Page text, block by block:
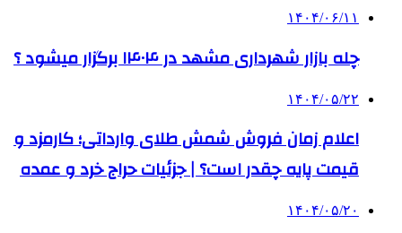
۱۴۰۴/۰۶/۱۱
چله بازار شهرداری مشهد در ۱۴۰۴ برگزار میشود ؟
۱۴۰۴/۰۵/۲۲
اعلام زمان فروش شمش طلای وارداتی؛ کارمزد و
قیمت پایه چقدر است؟ | جزئیات حراج خرد و عمده
۱۴۰۴/۰۵/۲۰